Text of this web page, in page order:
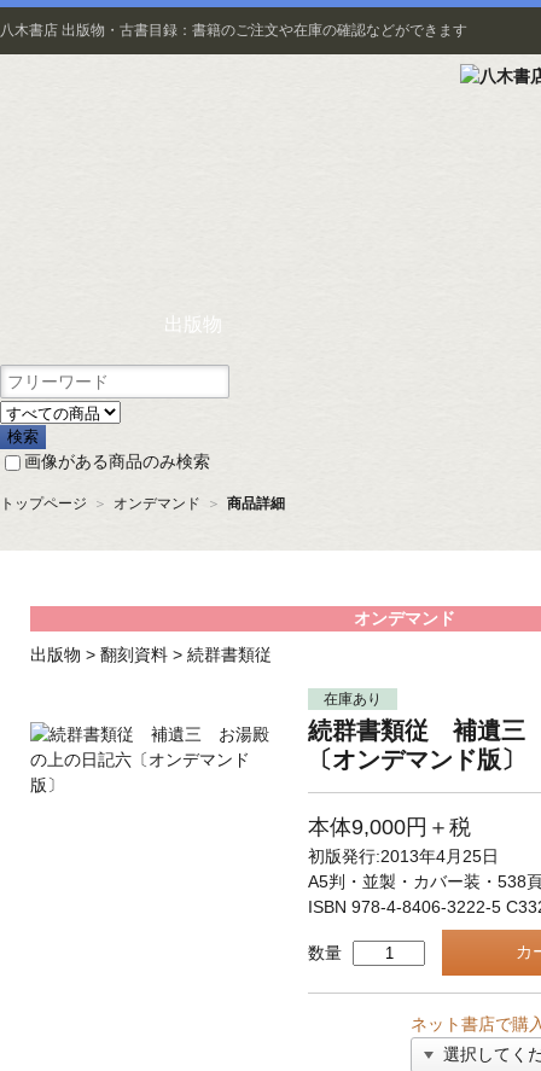
八木書店 出版物・古書目録：書籍のご注文や在庫の確認などができます
出版物
画像がある商品のみ検索
トップページ ＞ オンデマンド ＞ 商品詳細
オンデマンド
出版物 > 翻刻資料 > 続群書類従
在庫あり
続群書類従 補遺三
〔オンデマンド版〕
本体9,000円＋税
初版発行:2013年4月25日
A5判・並製・カバー装・538
ISBN 978-4-8406-3222-5
数量
ネット書店で購